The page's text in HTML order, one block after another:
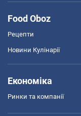
Food Oboz
Рецепти
Новини Кулінарії
Економіка
Ринки та компанії